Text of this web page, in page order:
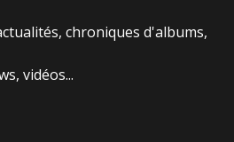
chroniques d'albums,
vidéos...